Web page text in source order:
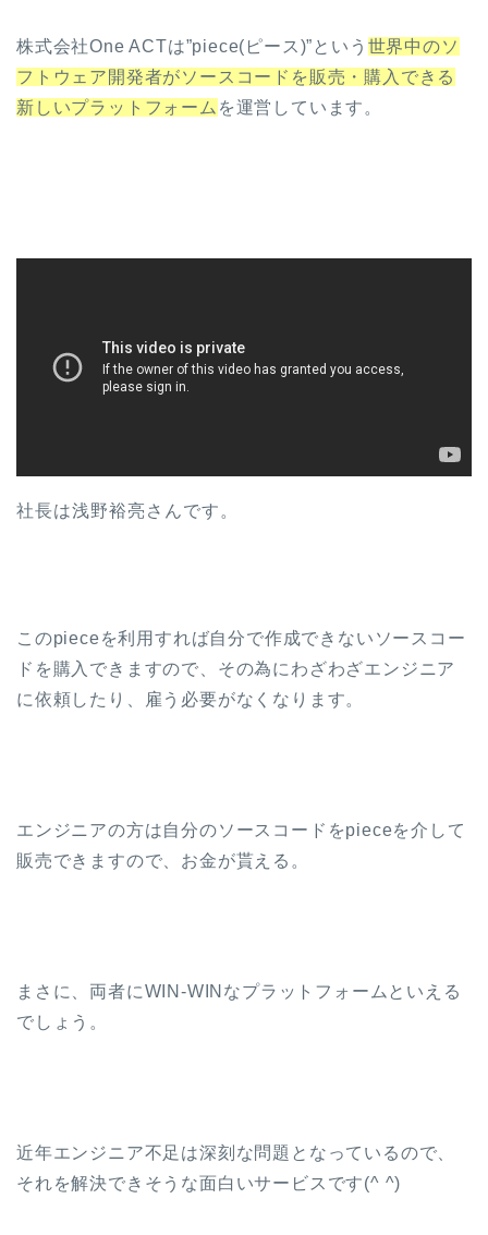
株式会社One ACTは”piece(ピース)”という 世界中のソ
フトウェア開発者がソースコードを販売・購入できる
新しいプラットフォーム を運営しています。
社長は浅野裕亮さんです。
このpieceを利用すれば自分で作成できないソースコー
ドを購入できますので、その為にわざわざエンジニア
に依頼したり、雇う必要がなくなります。
エンジニアの方は自分のソースコードをpieceを介して
販売できますので、お金が貰える。
まさに、両者にWIN-WINなプラットフォームといえる
でしょう。
近年エンジニア不足は深刻な問題となっているので、
それを解決できそうな面白いサービスです(^ ^)